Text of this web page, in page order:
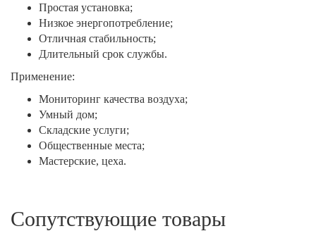
Простая установка;
Низкое энергопотребление;
Отличная стабильность;
Длительный срок службы.
Применение:
Мониторинг качества воздуха;
Умный дом;
Складские услуги;
Общественные места;
Мастерские, цеха.
Сопутствующие товары